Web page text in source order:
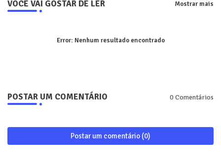
VOCÊ VAI GOSTAR DE LER Mostrar mais
Error: Nenhum resultado encontrado
POSTAR UM COMENTÁRIO 0 Comentários
Postar um comentário (0)